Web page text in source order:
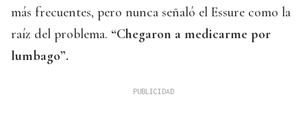
más frecuentes, pero nunca señaló el Essure como la
raíz del problema. “Chegaron a medicarme por
lumbago”.